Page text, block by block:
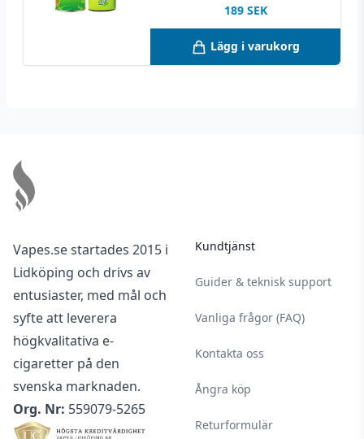
189 SEK
Lägg i varukorg
Vapes.se startades 2015 i
Lidköping och drivs av
entusiaster, med mål och
syfte att leverera
högkvalitativa e-
cigaretter på den
svenska marknaden.
Org. Nr: 559079-5265
Kundtjänst
Guider & teknisk support
Vanliga frågor (FAQ)
Kontakta oss
Ångra köp
Returformulär